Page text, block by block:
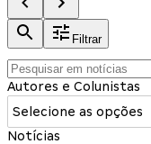
Filtrar
Autores e Colunistas
Selecione as opções
Notícias